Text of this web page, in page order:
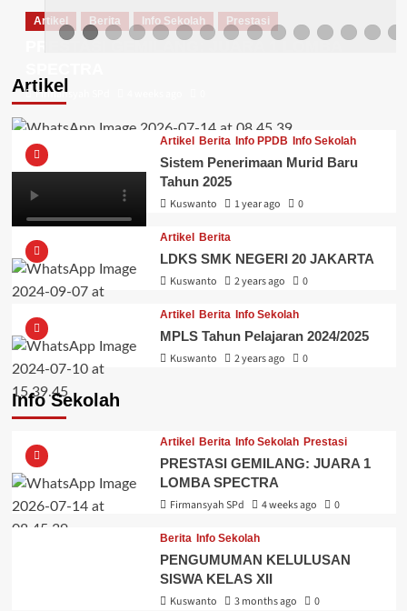
Artikel
Artikel Berita Info Sekolah Prestasi
Firmansyah SPd
Artikel Berita Info PPDB Info Sekolah
Sistem Penerimaan Murid Baru
Tahun 2025
Kuswanto
1 year ago 0
Artikel Berita
LDKS SMK NEGERI 20 JAKARTA
Kuswanto
2 years ago 0
Artikel Berita Info Sekolah
MPLS Tahun Pelajaran 2024/2025
Kuswanto
2 years ago 0
Info Sekolah
Artikel Berita Info Sekolah Prestasi
PRESTASI GEMILANG: JUARA 1
LOMBA SPECTRA
Firmansyah SPd
4 weeks ago 0
Berita Info Sekolah
PENGUMUMAN KELULUSAN
SISWA KELAS XII
Kuswanto
3 months ago 0